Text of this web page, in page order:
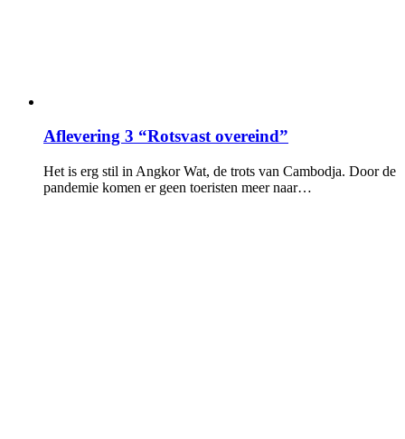
Aflevering 3 “Rotsvast overeind”
Het is erg stil in Angkor Wat, de trots van Cambodja. Door de
pandemie komen er geen toeristen meer naar…